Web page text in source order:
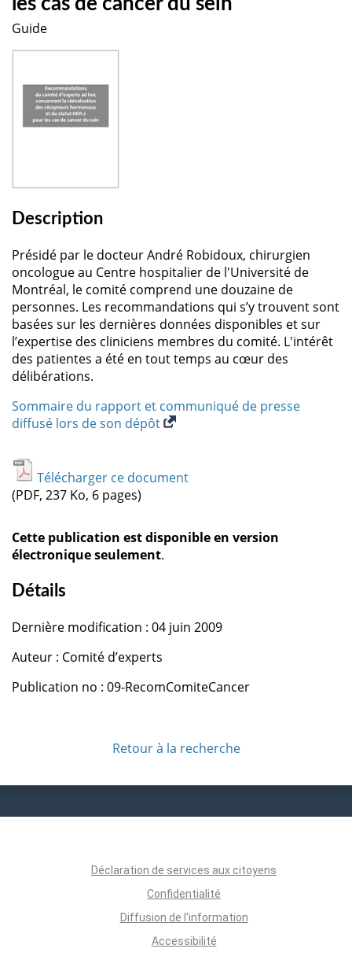
les cas de cancer du sein
Guide
Description
Présidé par le docteur André Robidoux, chirurgien
oncologue au Centre hospitalier de l'Université de
Montréal, le comité comprend une douzaine de
personnes. Les recommandations qui s’y trouvent sont
basées sur les dernières données disponibles et sur
l’expertise des cliniciens membres du comité. L'intérêt
des patientes a été en tout temps au cœur des
délibérations.
Sommaire du rapport et communiqué de presse
diffusé lors de son dépôt
Télécharger ce document
(PDF, 237 Ko, 6 pages)
Cette publication est disponible en version
électronique seulement.
Détails
Dernière modification : 04 juin 2009
Auteur : Comité d’experts
Publication no : 09-RecomComiteCancer
Retour à la recherche
Déclaration de services aux citoyens
Confidentialité
Diffusion de l'information
Accessibilité